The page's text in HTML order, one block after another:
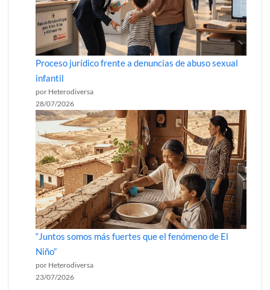
Proceso jurídico frente a denuncias de abuso sexual
infantil
por Heterodiversa
28/07/2026
“Juntos somos más fuertes que el fenómeno de El
Niño”
por Heterodiversa
23/07/2026